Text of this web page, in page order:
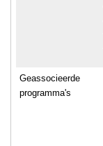
Geassocieerde
programma's